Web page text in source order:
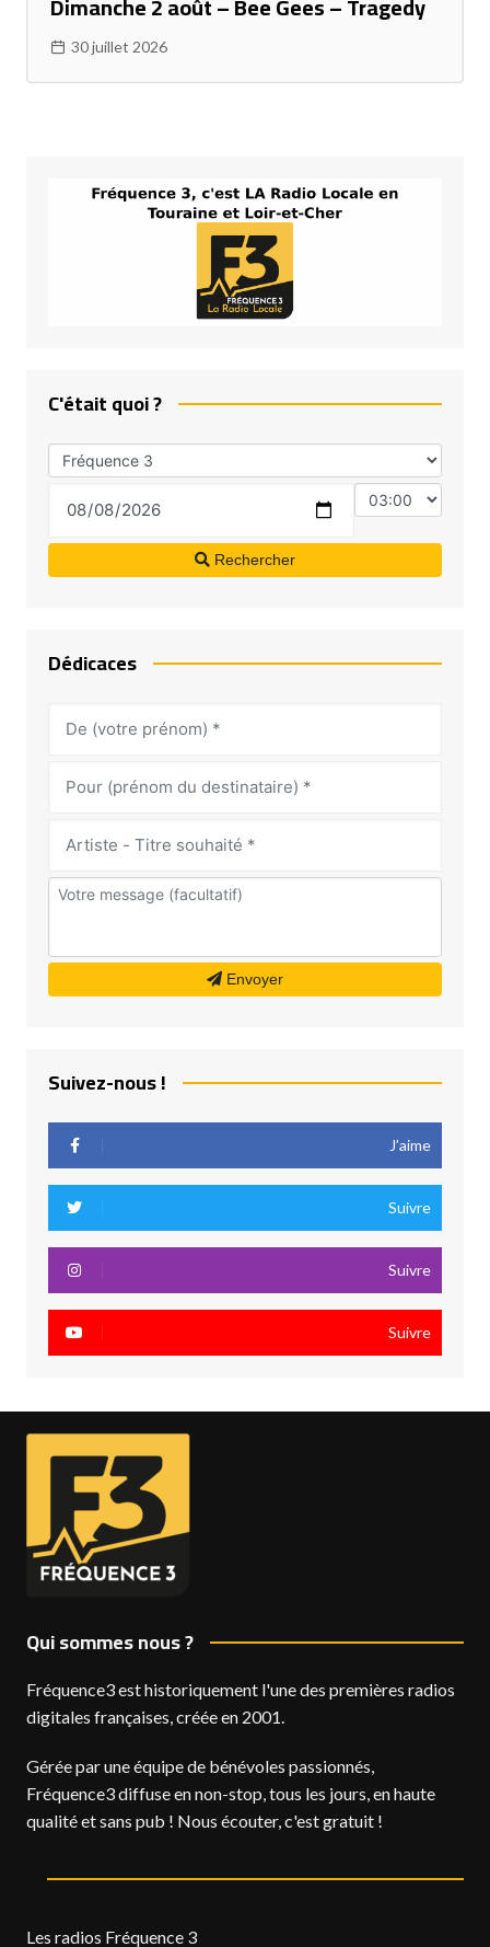
30 juillet 2026
C'était quoi ?
Rechercher
Dédicaces
Envoyer
Suivez-nous !
J’aime
Suivre
Suivre
Suivre
Qui sommes nous ?
Fréquence3 est historiquement l'une des premières radios
digitales françaises, créée en 2001.
Gérée par une équipe de bénévoles passionnés,
Fréquence3 diffuse en non-stop, tous les jours, en haute
qualité et sans pub ! Nous écouter, c'est gratuit !
Les radios Fréquence 3